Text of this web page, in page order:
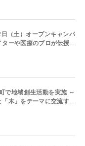
（土）オープンキャンパ
ーや医療のプロが伝授！
～「万博レガシーイベン
カルアバターでつなぐコ
で地域創生活動を実施 ～
木」をテーマに交流する
・22日 現地取材のご案内